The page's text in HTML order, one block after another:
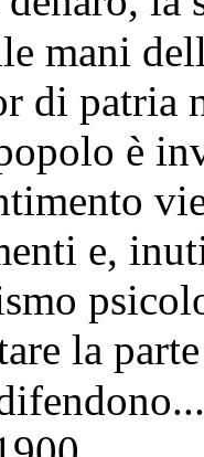
mani
di patria
è
e,
la